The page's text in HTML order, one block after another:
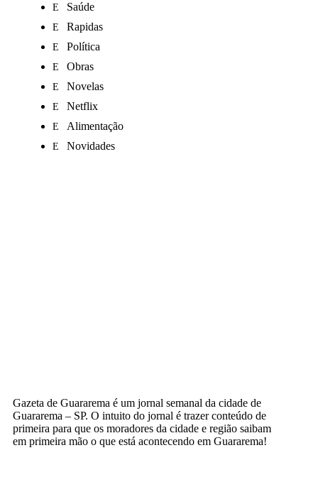
Saúde
Rapidas
Política
Obras
Novelas
Netflix
Alimentação
Novidades
Gazeta de Guararema é um jornal semanal da cidade de
Guararema – SP. O intuito do jornal é trazer conteúdo de
primeira para que os moradores da cidade e região saibam
em primeira mão o que está acontecendo em Guararema!